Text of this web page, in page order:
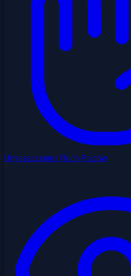
Umieszczenie i Ruch Palców